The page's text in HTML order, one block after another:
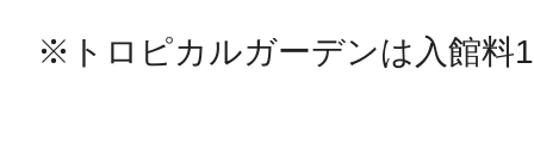
※トロピカルガーデンは入館料
池袋